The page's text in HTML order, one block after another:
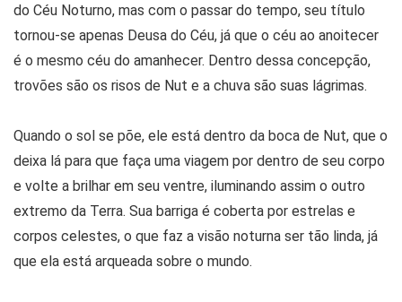
do Céu Noturno, mas com o passar do tempo, seu título
tornou-se apenas Deusa do Céu, já que o céu ao anoitecer
é o mesmo céu do amanhecer. Dentro dessa concepção,
trovões são os risos de Nut e a chuva são suas lágrimas.
Quando o sol se põe, ele está dentro da boca de Nut, que o
deixa lá para que faça uma viagem por dentro de seu corpo
e volte a brilhar em seu ventre, iluminando assim o outro
extremo da Terra. Sua barriga é coberta por estrelas e
corpos celestes, o que faz a visão noturna ser tão linda, já
que ela está arqueada sobre o mundo.